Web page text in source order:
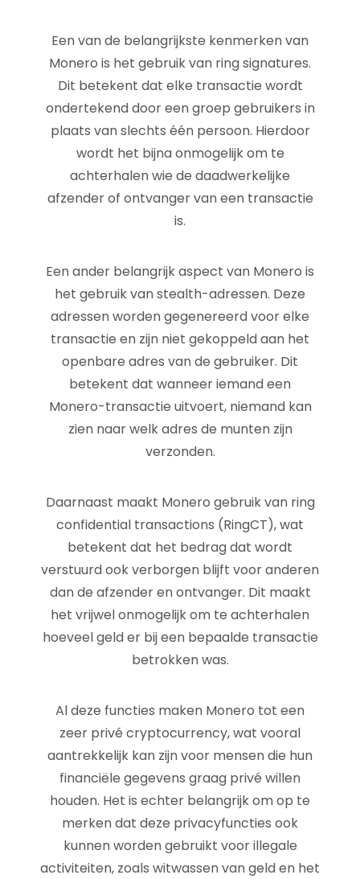
Een van de belangrijkste kenmerken van
Monero is het gebruik van ring signatures.
Dit betekent dat elke transactie wordt
ondertekend door een groep gebruikers in
plaats van slechts één persoon. Hierdoor
wordt het bijna onmogelijk om te
achterhalen wie de daadwerkelijke
afzender of ontvanger van een transactie
is.
Een ander belangrijk aspect van Monero is
het gebruik van stealth-adressen. Deze
adressen worden gegenereerd voor elke
transactie en zijn niet gekoppeld aan het
openbare adres van de gebruiker. Dit
betekent dat wanneer iemand een
Monero-transactie uitvoert, niemand kan
zien naar welk adres de munten zijn
verzonden.
Daarnaast maakt Monero gebruik van ring
confidential transactions (RingCT), wat
betekent dat het bedrag dat wordt
verstuurd ook verborgen blijft voor anderen
dan de afzender en ontvanger. Dit maakt
het vrijwel onmogelijk om te achterhalen
hoeveel geld er bij een bepaalde transactie
betrokken was.
Al deze functies maken Monero tot een
zeer privé cryptocurrency, wat vooral
aantrekkelijk kan zijn voor mensen die hun
financiële gegevens graag privé willen
houden. Het is echter belangrijk om op te
merken dat deze privacyfuncties ook
kunnen worden gebruikt voor illegale
activiteiten, zoals witwassen van geld en het